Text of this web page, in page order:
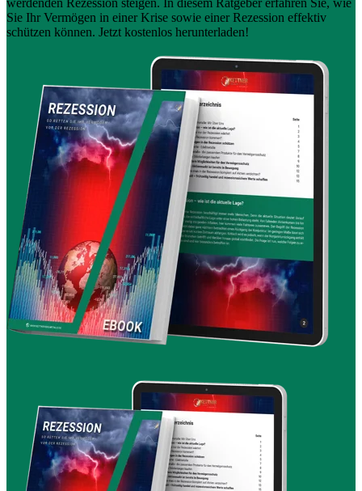
werdenden Rezession steigen. In diesem Ratgeber erfahren Sie, wie
Sie Ihr Vermögen in einer Krise sowie einer Rezession effektiv
schützen können. Jetzt kostenlos herunterladen!